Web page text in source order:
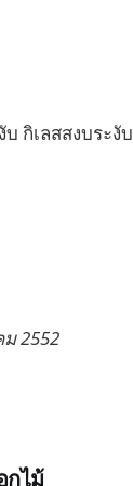
กิเลสสงบระงับ
2552
กไม้